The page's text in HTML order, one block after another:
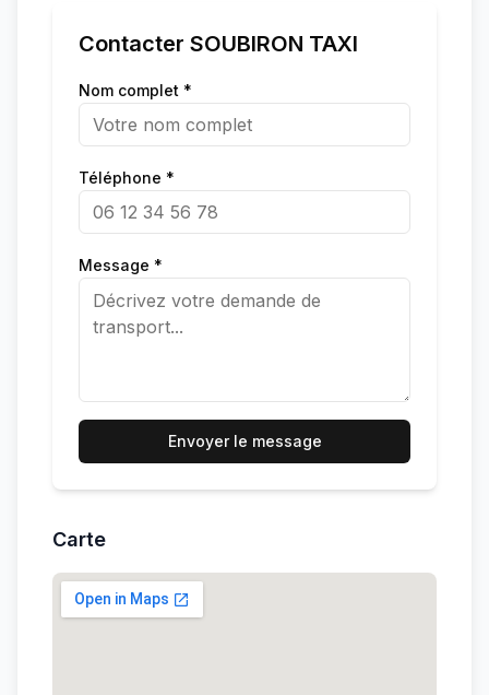
Contacter SOUBIRON TAXI
Nom complet *
Téléphone *
Message *
Envoyer le message
Carte